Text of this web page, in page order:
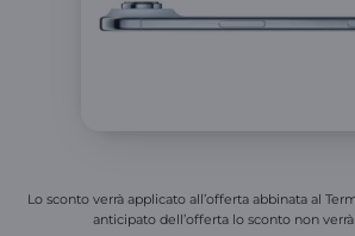
Lo sconto verrà applicato all’offerta abbinata al
anticipato dell’offerta lo sconto non